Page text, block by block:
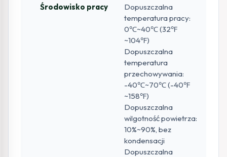
Środowisko pracy
Dopuszczalna
temperatura pracy:
0℃~40℃ (32℉
~104℉)
Dopuszczalna
temperatura
przechowywania:
-40℃~70℃ (-40℉
~158℉)
Dopuszczalna
wilgotność powietrza:
10%~90%, bez
kondensacji
Dopuszczalna